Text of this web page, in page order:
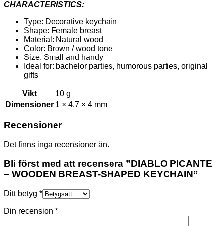
CHARACTERISTICS:
Type: Decorative keychain
Shape: Female breast
Material: Natural wood
Color: Brown / wood tone
Size: Small and handy
Ideal for: bachelor parties, humorous parties, original
gifts
Vikt
10 g
Dimensioner 1 × 4.7 × 4 mm
Recensioner
Det finns inga recensioner än.
Bli först med att recensera ”DIABLO PICANTE
– WOODEN BREAST-SHAPED KEYCHAIN”
Ditt betyg *
Din recension *